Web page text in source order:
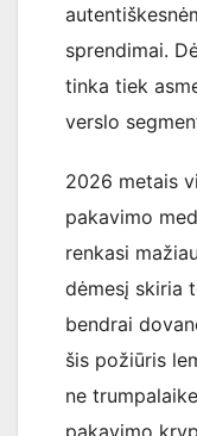
sprendimai.
tinka tiek
verslo
2026 metais
pakavimo
renkasi
dėmesį skiria
bendrai
šis požiūris
ne
pakavimo